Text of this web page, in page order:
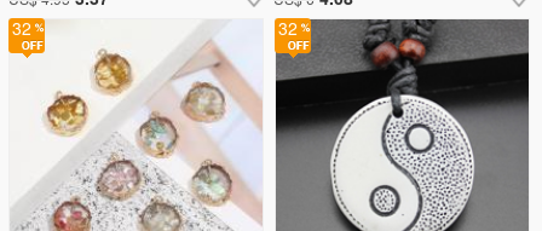
32
32